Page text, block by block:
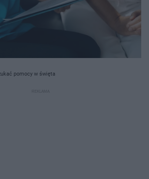
pomocy w święta